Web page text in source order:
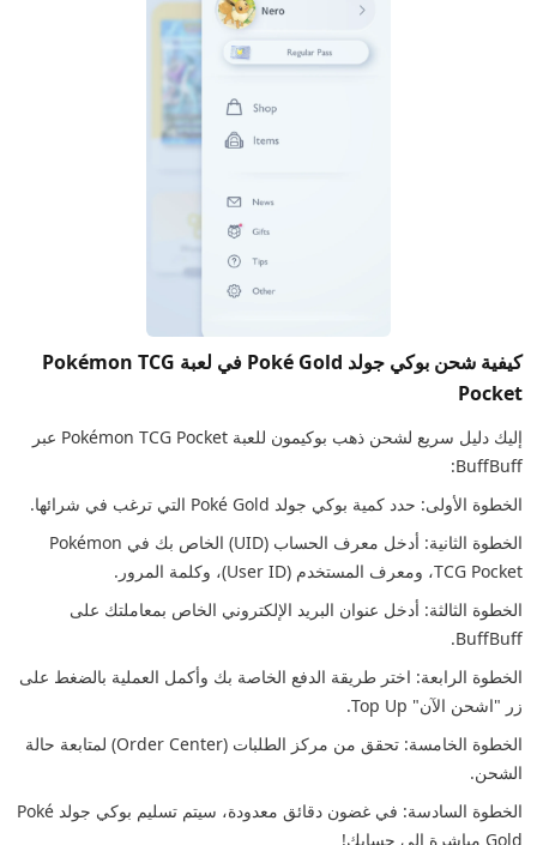
كيفية شحن بوكي جولد Poké Gold في لعبة Pokémon TCG
Pocket
إليك دليل سريع لشحن ذهب بوكيمون للعبة Pokémon TCG Pocket عبر
BuffBuff:
الخطوة الأولى: حدد كمية بوكي جولد Poké Gold التي ترغب في شرائها.
الخطوة الثانية: أدخل معرف الحساب (UID) الخاص بك في Pokémon
TCG Pocket، ومعرف المستخدم (User ID)، وكلمة المرور.
الخطوة الثالثة: أدخل عنوان البريد الإلكتروني الخاص بمعاملتك على
BuffBuff.
الخطوة الرابعة: اختر طريقة الدفع الخاصة بك وأكمل العملية بالضغط على
زر "اشحن الآن" Top Up.
الخطوة الخامسة: تحقق من مركز الطلبات (Order Center) لمتابعة حالة
الشحن.
الخطوة السادسة: في غضون دقائق معدودة، سيتم تسليم بوكي جولد Poké
Gold مباشرة إلى حسابك!